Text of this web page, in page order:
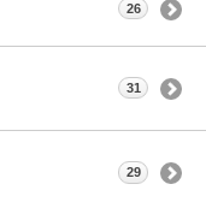
26
31
29